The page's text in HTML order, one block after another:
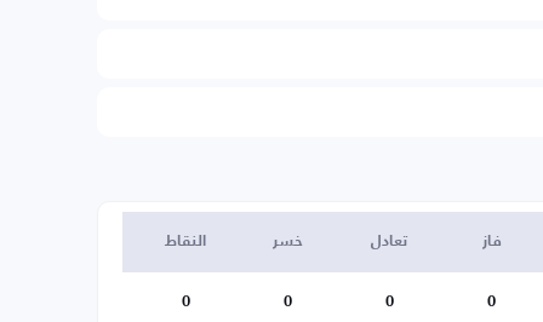
فاز تعادل خسر النقاط
0
0
0
0